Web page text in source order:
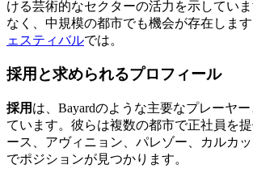
ける芸術的なセクターの活力を示してい
なく、中規模の都市でも機会が存在しま
ェスティバルでは。
採用と求められるプロフィール
採用 は、Bayardのような主要なプレーヤ
ています。彼らは複数の都市で正社員を
ース、アヴィニョン、パレゾー、カルカ
でポジションが見つかります。